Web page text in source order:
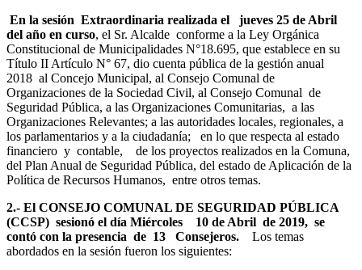
En la sesión Extraordinaria realizada el jueves 25 de Abril
del año en curso, el Sr. Alcalde conforme a la Ley Orgánica
Constitucional de Municipalidades N°18.695, que establece en su
Título II Artículo N° 67, dio cuenta pública de la gestión anual
2018 al Concejo Municipal, al Consejo Comunal de
Organizaciones de la Sociedad Civil, al Consejo Comunal de
Seguridad Pública, a las Organizaciones Comunitarias, a las
Organizaciones Relevantes; a las autoridades locales, regionales, a
los parlamentarios y a la ciudadanía; en lo que respecta al estado
financiero y contable, de los proyectos realizados en la Comuna,
del Plan Anual de Seguridad Pública, del estado de Aplicación de la
Política de Recursos Humanos, entre otros temas.
2.- El CONSEJO COMUNAL DE SEGURIDAD PÚBLICA
(CCSP) sesionó el día Miércoles 10 de Abril de 2019, se
contó con la presencia de 13 Consejeros.
Los temas
abordados en la sesión fueron los siguientes: